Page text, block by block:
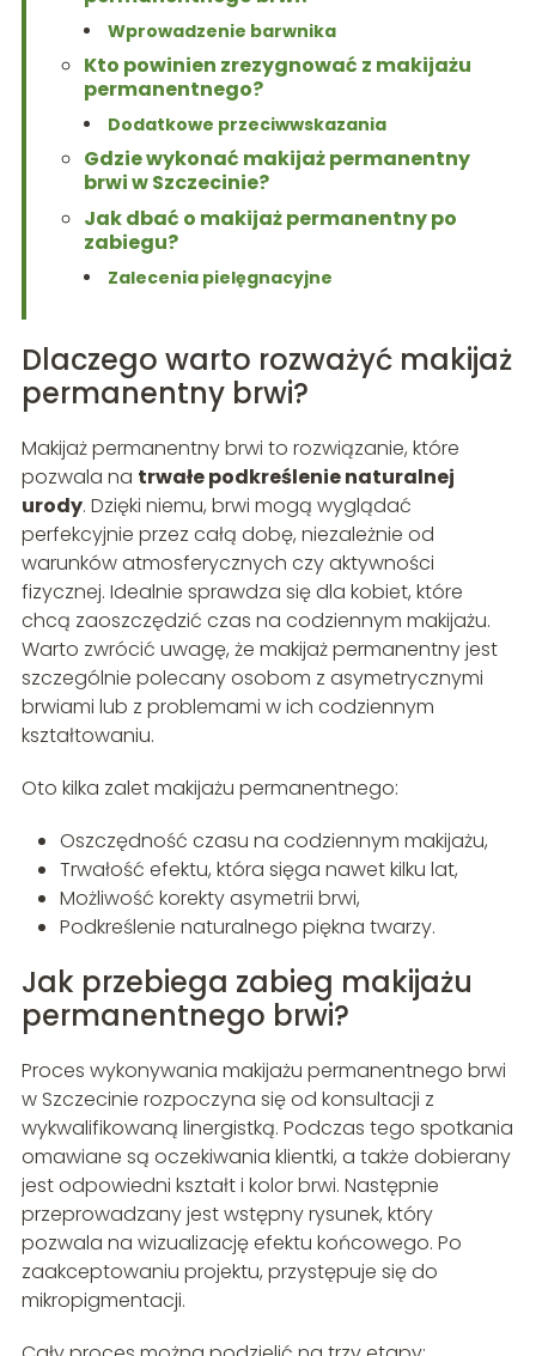
Wprowadzenie barwnika
Kto powinien zrezygnować z makijażu
permanentnego?
Dodatkowe przeciwwskazania
Gdzie wykonać makijaż permanentny
brwi w Szczecinie?
Jak dbać o makijaż permanentny po
zabiegu?
Zalecenia pielęgnacyjne
Dlaczego warto rozważyć makijaż
permanentny brwi?
Makijaż permanentny brwi to rozwiązanie, które
pozwala na trwałe podkreślenie naturalnej
urody. Dzięki niemu, brwi mogą wyglądać
perfekcyjnie przez całą dobę, niezależnie od
warunków atmosferycznych czy aktywności
fizycznej. Idealnie sprawdza się dla kobiet, które
chcą zaoszczędzić czas na codziennym makijażu.
Warto zwrócić uwagę, że makijaż permanentny jest
szczególnie polecany osobom z asymetrycznymi
brwiami lub z problemami w ich codziennym
kształtowaniu.
Oto kilka zalet makijażu permanentnego:
Oszczędność czasu na codziennym makijażu,
Trwałość efektu, która sięga nawet kilku lat,
Możliwość korekty asymetrii brwi,
Podkreślenie naturalnego piękna twarzy.
Jak przebiega zabieg makijażu
permanentnego brwi?
Proces wykonywania makijażu permanentnego brwi
w Szczecinie rozpoczyna się od konsultacji z
wykwalifikowaną linergistką. Podczas tego spotkania
omawiane są oczekiwania klientki, a także dobierany
jest odpowiedni kształt i kolor brwi. Następnie
przeprowadzany jest wstępny rysunek, który
pozwala na wizualizację efektu końcowego. Po
zaakceptowaniu projektu, przystępuje się do
mikropigmentacji.